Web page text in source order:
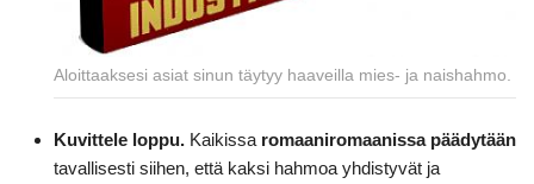
Aloittaaksesi asiat sinun täytyy haaveilla mies- ja naishahmo.
Kuvittele loppu. Kaikissa romaaniromaanissa päädytään
tavallisesti siihen, että kaksi hahmoa yhdistyvät ja